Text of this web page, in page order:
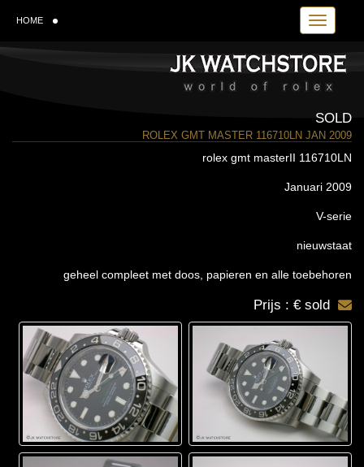
Toggle
HOME
SOLD
ROLEX GMT MASTER 116710LN JAN 2009
rolex gmt masterII 116710LN
Januari 2009
V-serie
nieuwstaat
geheel compleet met doos, papieren en alle toebehoren
Prijs : € sold